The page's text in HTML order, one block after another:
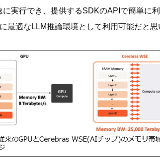
に実行でき、提供するSDKのAPIで簡単に
最適なLLM推論環境として利用可能だと思